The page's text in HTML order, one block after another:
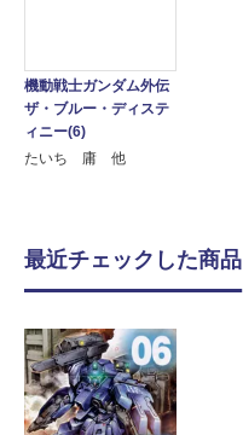
機動戦士ガンダム外伝
ザ・ブルー・ディステ
ィニー(6)
たいち 庸 他
最近チェックした商品